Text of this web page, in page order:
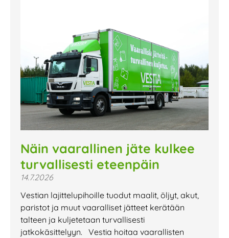
Näin vaarallinen jäte kulkee
turvallisesti eteenpäin
14.7.2026
Vestian lajittelupihoille tuodut maalit, öljyt, akut,
paristot ja muut vaaralliset jätteet kerätään
talteen ja kuljetetaan turvallisesti
jatkokäsittelyyn. Vestia hoitaa vaarallisten